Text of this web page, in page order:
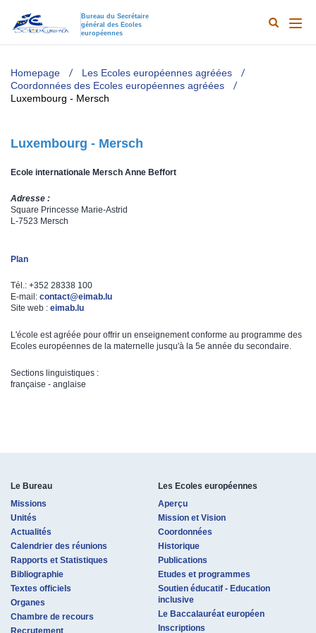
Bureau du Secrétaire
général des Ecoles
européennes
Main
TODO
Search
Homepage
Les Ecoles européennes agréées
Coordonnées des Ecoles européennes agréées
Luxembourg - Mersch
Luxembourg - Mersch
Ecole internationale Mersch Anne Beffort
Adresse :
Square Princesse Marie-Astrid
L-7523 Mersch
Plan
Tél.: +352 28338 100
E-mail: contact@eimab.lu
Site web : eimab.lu
L'école est agréée pour offrir un enseignement conforme au programme des
Ecoles européennes de la maternelle jusqu'à la 5e année du secondaire.
Sections linguistiques :
française - anglaise
Le Bureau
Missions
Unités
Actualités
Calendrier des réunions
Rapports et Statistiques
Bibliographie
Textes officiels
Organes
Chambre de recours
Recrutement
Les Ecoles européennes
Aperçu
Mission et Vision
Coordonnées
Historique
Publications
Etudes et programmes
Soutien éducatif - Education
inclusive
Le Baccalauréat européen
Inscriptions